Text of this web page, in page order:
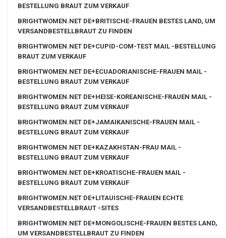
BESTELLUNG BRAUT ZUM VERKAUF
BRIGHTWOMEN.NET DE+BRITISCHE-FRAUEN BESTES LAND, UM
VERSANDBESTELLBRAUT ZU FINDEN
BRIGHTWOMEN.NET DE+CUPID-COM-TEST MAIL -BESTELLUNG
BRAUT ZUM VERKAUF
BRIGHTWOMEN.NET DE+ECUADORIANISCHE-FRAUEN MAIL -
BESTELLUNG BRAUT ZUM VERKAUF
BRIGHTWOMEN.NET DE+HEISE-KOREANISCHE-FRAUEN MAIL -
BESTELLUNG BRAUT ZUM VERKAUF
BRIGHTWOMEN.NET DE+JAMAIKANISCHE-FRAUEN MAIL -
BESTELLUNG BRAUT ZUM VERKAUF
BRIGHTWOMEN.NET DE+KAZAKHSTAN-FRAU MAIL -
BESTELLUNG BRAUT ZUM VERKAUF
BRIGHTWOMEN.NET DE+KROATISCHE-FRAUEN MAIL -
BESTELLUNG BRAUT ZUM VERKAUF
BRIGHTWOMEN.NET DE+LITAUISCHE-FRAUEN ECHTE
VERSANDBESTELLBRAUT -SITES
BRIGHTWOMEN.NET DE+MONGOLISCHE-FRAUEN BESTES LAND,
UM VERSANDBESTELLBRAUT ZU FINDEN